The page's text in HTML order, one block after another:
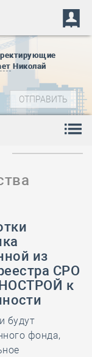
Николай
из
СРО
к
будут
фонда,